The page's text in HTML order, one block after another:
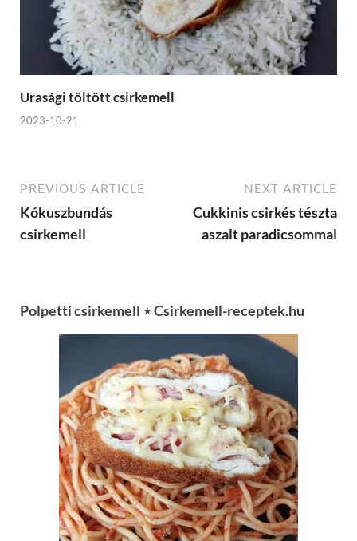
Urasági töltött csirkemell
2023-10-21
PREVIOUS ARTICLE
Kókuszbundás
csirkemell
NEXT ARTICLE
Cukkinis csirkés tészta
aszalt paradicsommal
Polpetti csirkemell ⋆ Csirkemell-receptek.hu